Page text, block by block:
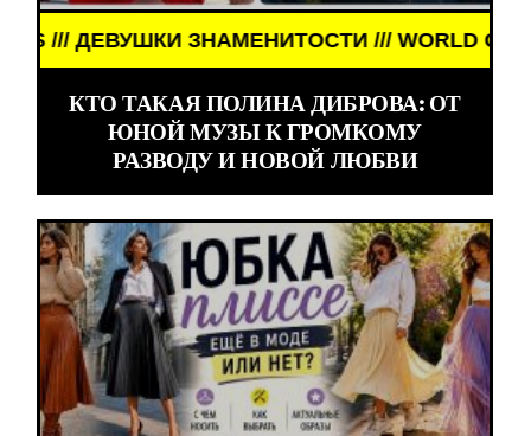
/// WORLD GIRLS /// ДЕВУШКИ
КТО ТАКАЯ ПОЛИНА ДИБРОВА: ОТ
ЮНОЙ МУЗЫ К ГРОМКОМУ
РАЗВОДУ И НОВОЙ ЛЮБВИ